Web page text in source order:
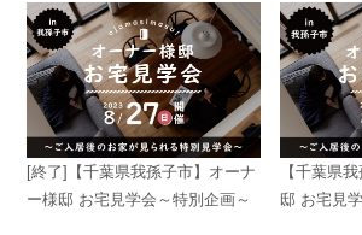
[終了]【千葉県我孫子市】オーナ
ー様邸 お宅見学会～特別企画～
【千葉県
邸 お宅見